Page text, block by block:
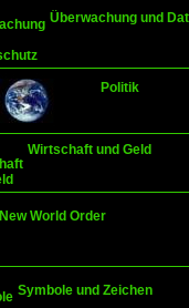
Überwachung und
Politik
Wirtschaft und Geld
New World Order
Symbole und Zeichen